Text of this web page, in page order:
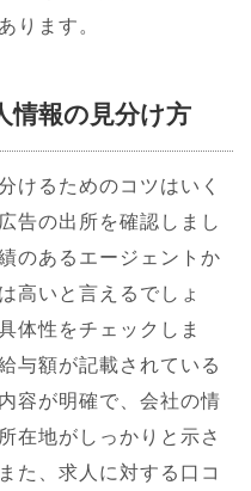
ります。
情報の見分け方
けるためのコツはいく
告の出所を確認しまし
のあるエージェントか
高いと言えるでしょ
体性をチェックしま
与額が記載されている
容が明確で、会社の情
在地がしっかりと示さ
た、求人に対する口コ